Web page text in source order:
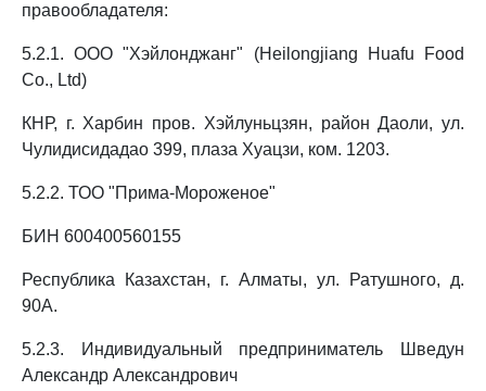
правообладателя:
5.2.1. ООО "Хэйлонджанг" (Heilongjiang Huafu Food
Co., Ltd)
КНР, г. Харбин пров. Хэйлуньцзян, район Даоли, ул.
Чулидисидадао 399, плаза Хуацзи, ком. 1203.
5.2.2. ТОО "Прима-Мороженое"
БИН 600400560155
Республика Казахстан, г. Алматы, ул. Ратушного, д.
90А.
5.2.3. Индивидуальный предприниматель Шведун
Александр Александрович